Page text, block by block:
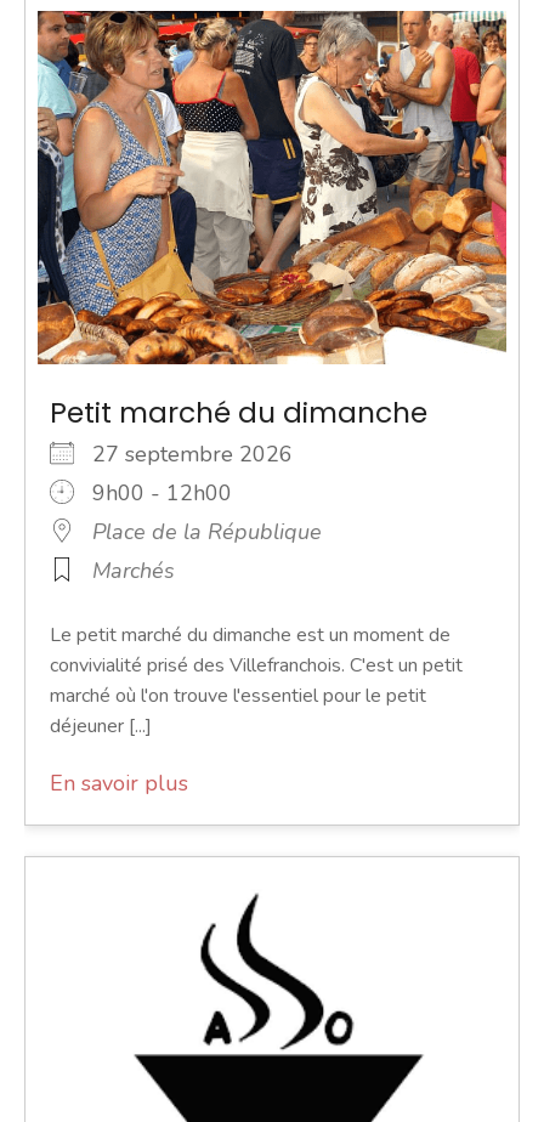
Petit marché du dimanche
27 septembre 2026
9h00 - 12h00
Place de la République
Marchés
Le petit marché du dimanche est un moment de
convivialité prisé des Villefranchois. C'est un petit
marché où l'on trouve l'essentiel pour le petit
déjeuner [...]
En savoir plus